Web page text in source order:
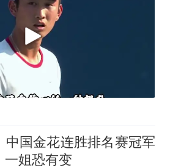
中国金花连胜排名赛冠军
一姐恐有变